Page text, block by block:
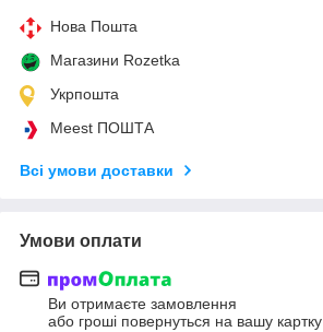
Нова Пошта
Магазини Rozetka
Укрпошта
Meest ПОШТА
Всі умови доставки
Умови оплати
Ви отримаєте замовлення
або гроші повернуться на вашу картку